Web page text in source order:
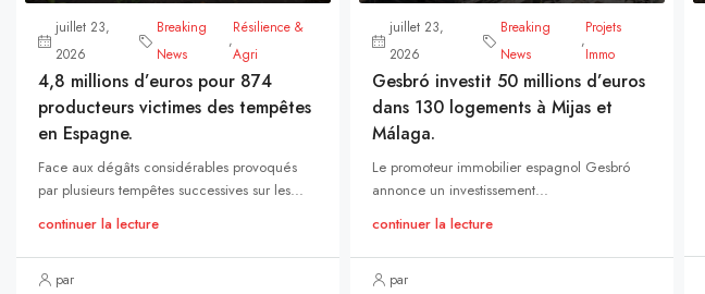
juillet 23,
2026
Breaking
News
,
Résilience &
Agri
4,8 millions d’euros pour 874
producteurs victimes des tempêtes
en Espagne.
Face aux dégâts considérables provoqués
par plusieurs tempêtes successives sur les...
continuer la lecture
par
juillet 23,
2026
Breaking
News
,
Projets
Immo
Gesbró investit 50 millions d’euros
dans 130 logements à Mijas et
Málaga.
Le promoteur immobilier espagnol Gesbró
annonce un investissement...
continuer la lecture
par